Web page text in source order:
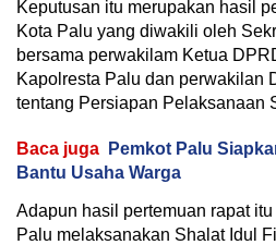
Keputusan itu merupakan hasil
Kota Palu yang diwakili oleh
bersama perwakilam Ketua
Kapolresta Palu dan perwakilan
tentang Persiapan Pelaksanaan
Baca juga
Pemkot Palu
Bantu Usaha Warga
Adapun hasil pertemuan rapat
Palu melaksanakan Shalat Idul